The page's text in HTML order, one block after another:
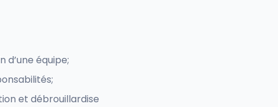
d’une équipe;
et débrouillardise